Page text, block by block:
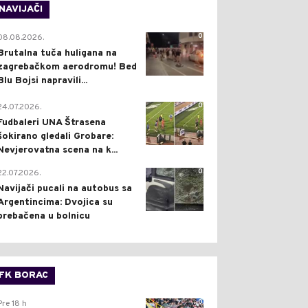
NAVIJAČI
0
tuča huligana na
aerodromu! Bed
Bojsi napravili...
0
UNA Štrasena
gledali Grobare:
scena na k...
0
pucali na autobus sa
Dvojica su
u bolnicu
FK BORAC
0
18 h